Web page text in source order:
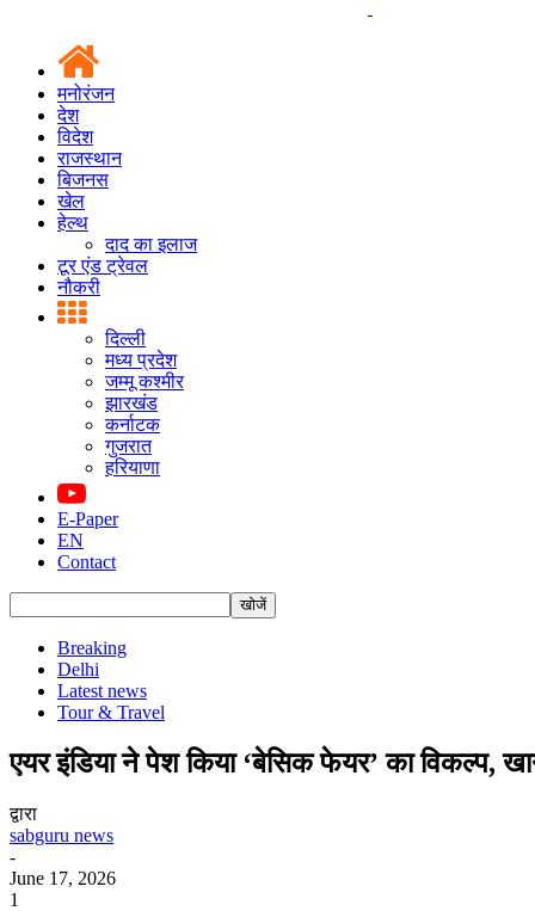
मनोरंजन
देश
विदेश
राजस्थान
बिजनस
खेल
हेल्थ
दाद का इलाज
टूर एंड ट्रेवल
नौकरी
दिल्ली
मध्य प्रदेश
जम्मू कश्मीर
झारखंड
कर्नाटक
गुजरात
हरियाणा
E-Paper
EN
Contact
Breaking
Delhi
Latest news
Tour & Travel
एयर इंडिया ने पेश किया ‘बेसिक फेयर’ का विकल्प,
द्वारा
sabguru news
-
June 17, 2026
1